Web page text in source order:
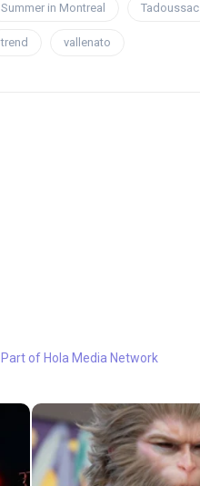
Summer in Montreal Tadoussac
trend vallenato
Part of Hola Media Network